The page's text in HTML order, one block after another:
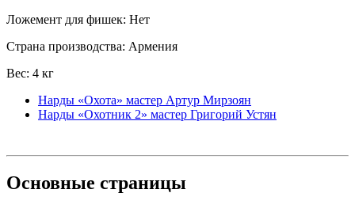
Ложемент для фишек: Нет
Страна производства: Армения
Вес: 4 кг
Нарды «Охота» мастер Артур Мирзоян
Нарды «Охотник 2» мастер Григорий Устян
Основные страницы